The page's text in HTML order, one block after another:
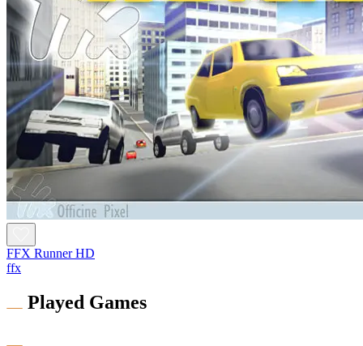
FFX Runner HD
ffx
Played Games